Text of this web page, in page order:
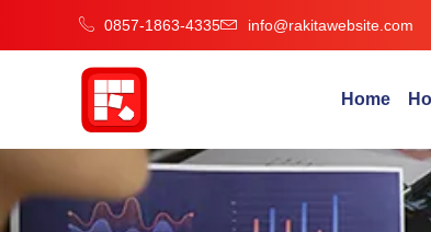
0857-1863-4335 info@rakitawebsite.com
Home